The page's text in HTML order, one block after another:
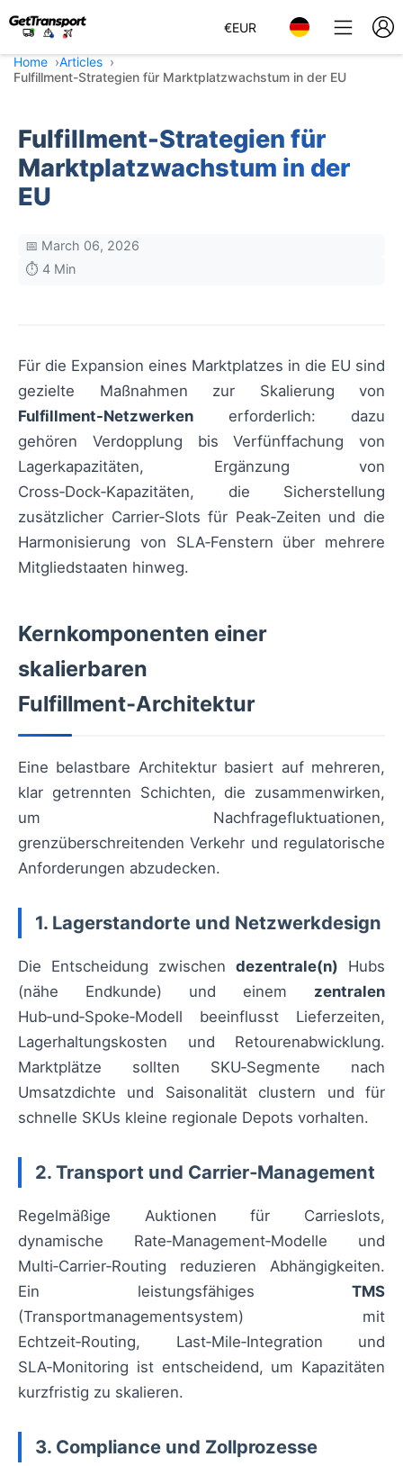
€EUR
Home
Articles
Fulfillment-Strategien für Marktplatzwachstum in der EU
Fulfillment-Strategien für
Marktplatzwachstum in der
EU
📅 March 06, 2026
⏱️ 4 Min
Für die Expansion eines Marktplatzes in die EU sind
gezielte Maßnahmen zur Skalierung von
Fulfillment-Netzwerken erforderlich: dazu
gehören Verdopplung bis Verfünffachung von
Lagerkapazitäten, Ergänzung von
Cross‑Dock‑Kapazitäten, die Sicherstellung
zusätzlicher Carrier‑Slots für Peak‑Zeiten und die
Harmonisierung von SLA‑Fenstern über mehrere
Mitgliedstaaten hinweg.
Kernkomponenten einer
skalierbaren
Fulfillment‑Architektur
Eine belastbare Architektur basiert auf mehreren,
klar getrennten Schichten, die zusammenwirken,
um Nachfragefluktuationen,
grenzüberschreitenden Verkehr und regulatorische
Anforderungen abzudecken.
1. Lagerstandorte und Netzwerkdesign
Die Entscheidung zwischen dezentrale(n) Hubs
(nähe Endkunde) und einem zentralen
Hub‑und‑Spoke‑Modell beeinflusst Lieferzeiten,
Lagerhaltungskosten und Retourenabwicklung.
Marktplätze sollten SKU‑Segmente nach
Umsatzdichte und Saisonalität clustern und für
schnelle SKUs kleine regionale Depots vorhalten.
2. Transport und Carrier‑Management
Regelmäßige Auktionen für Carrieslots,
dynamische Rate‑Management‑Modelle und
Multi‑Carrier‑Routing reduzieren Abhängigkeiten.
Ein leistungsfähiges TMS
(Transportmanagementsystem) mit
Echtzeit‑Routing, Last‑Mile‑Integration und
SLA‑Monitoring ist entscheidend, um Kapazitäten
kurzfristig zu skalieren.
3. Compliance und Zollprozesse